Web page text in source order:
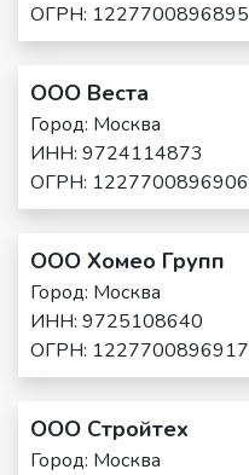
ОГРН: 1227700896895
ООО Веста
Город: Москва
ИНН: 9724114873
ОГРН: 1227700896906
ООО Хомео Групп
Город: Москва
ИНН: 9725108640
ОГРН: 1227700896917
ООО Стройтех
Город: Москва